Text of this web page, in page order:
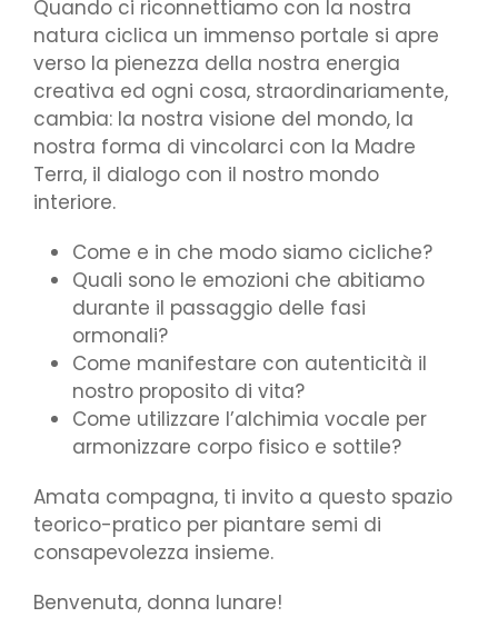
Quando ci riconnettiamo con la nostra
natura ciclica un immenso portale si apre
verso la pienezza della nostra energia
creativa ed ogni cosa, straordinariamente,
cambia: la nostra visione del mondo, la
nostra forma di vincolarci con la Madre
Terra, il dialogo con il nostro mondo
interiore.
Come e in che modo siamo cicliche?
Quali sono le emozioni che abitiamo
durante il passaggio delle fasi
ormonali?
Come manifestare con autenticità il
nostro proposito di vita?
Come utilizzare l’alchimia vocale per
armonizzare corpo fisico e sottile?
Amata compagna, ti invito a questo spazio
teorico-pratico per piantare semi di
consapevolezza insieme.
Benvenuta, donna lunare!